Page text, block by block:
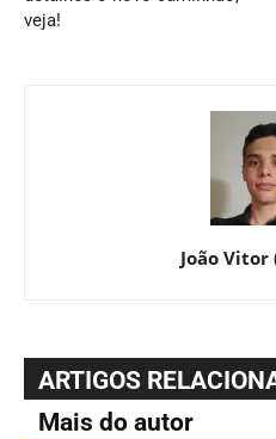
veja!
João Vitor
ARTIGOS
Mais do autor